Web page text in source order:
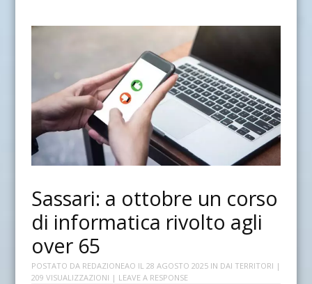
Sassari: a ottobre un corso
di informatica rivolto agli
over 65
POSTATO DA REDAZIONEAO IL 28 AGOSTO 2025IN DAI TERRITORI |
209 VISUALIZZAZIONI | LEAVE A RESPONSE